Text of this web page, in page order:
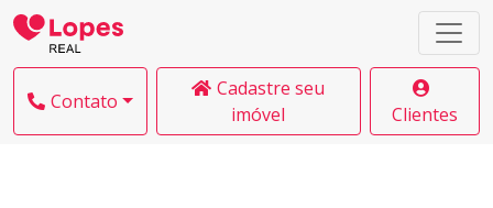
Contato
Cadastre seu
imóvel
Clientes